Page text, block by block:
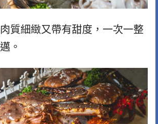
質細緻又帶有甜度，一次一整
。